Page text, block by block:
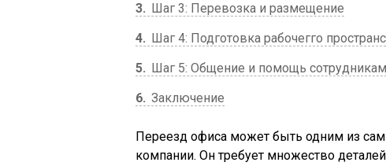
3
Шаг 3: Перевозка и размещение
4
Шаг 4: Подготовка рабочегго
5
Шаг 5: Общение и помощь сотрудникам
6 Заключение
Переезд офиса может быть одним из
компании. Он требует множество